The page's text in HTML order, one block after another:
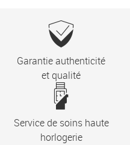
Garantie authenticité
et qualité
Service de soins haute
horlogerie